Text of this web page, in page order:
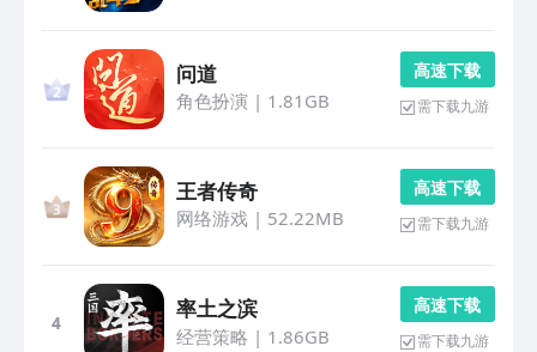
问道
角色扮演 | 1.81GB
高 速 下 载
需下载九游
王者传奇
网络游戏| 52.22MB
高 速 下 载
需下载九游
4
率土之滨
经营策略 | 1.86GB
高 速 下 载
需下载九游